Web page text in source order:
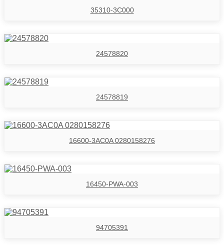
35310-3C000
24578820
24578819
16600-3AC0A 0280158276
16450-PWA-003
94705391